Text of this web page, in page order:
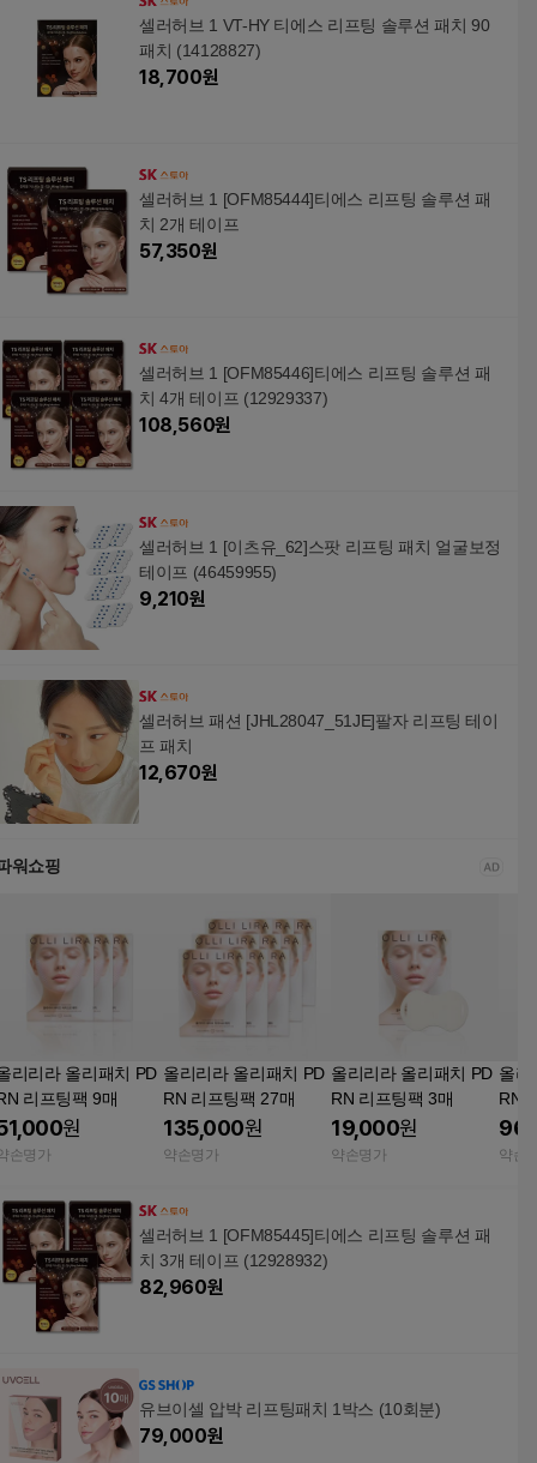
셀러허브 1 VT-HY 티에스 리프팅 솔루션 패치 90
패치 (14128827)
18,700원
셀러허브 1 [OFM85444]티에스 리프팅 솔루션 패
치 2개 테이프
57,350원
셀러허브 1 [OFM85446]티에스 리프팅 솔루션 패
치 4개 테이프 (12929337)
108,560원
셀러허브 1 [이츠유_62]스팟 리프팅 패치 얼굴보정
테이프 (46459955)
9,210원
셀러허브 패션 [JHL28047_51JE]팔자 리프팅 테이
프 패치
12,670원
워쇼핑
리리라 올리패치 PD
리프팅팩 9매
원
손명가
올리리라 올리패치 PD
RN 리프팅팩 27매
135,000원
약손명가
올리리라 올리패치 PD
RN 리프팅팩 3매
19,000원
약손명가
올리
RN
약손
셀러허브 1 [OFM85445]티에스 리프팅 솔루션 패
치 3개 테이프 (12928932)
82,960원
유브이셀 압박 리프팅패치 1박스 (10회분)
79,000원